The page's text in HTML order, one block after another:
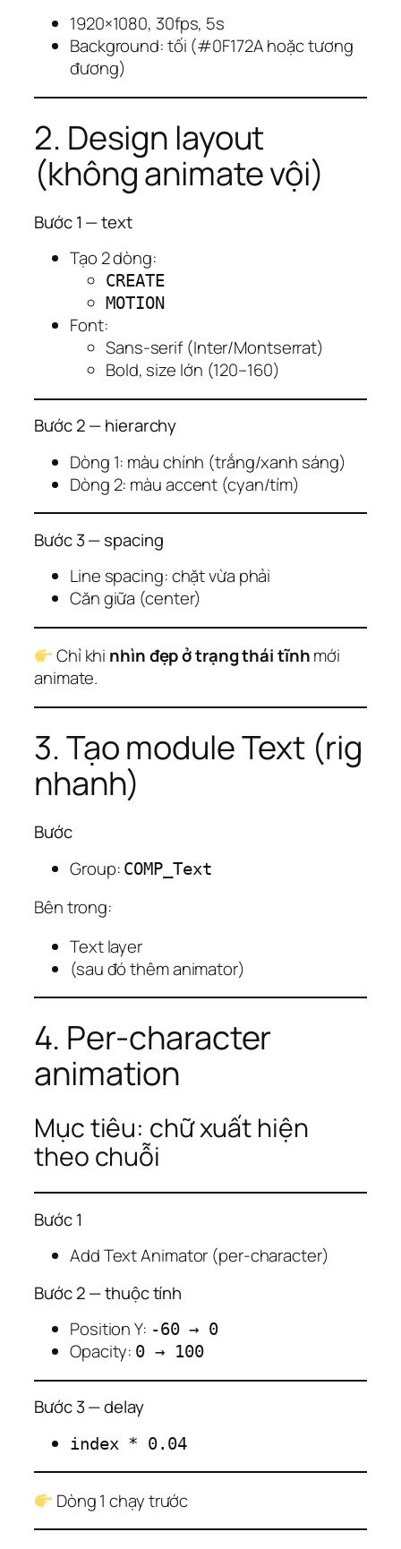
1920×1080, 30fps, 5s
Background: tối (#0F172A hoặc tương
đương)
2. Design layout
(không animate vội)
Bước 1 — text
Tạo 2 dòng:
CREATE
MOTION
Font:
Sans-serif (Inter/Montserrat)
Bold, size lớn (120–160)
Bước 2 — hierarchy
Dòng 1: màu chính (trắng/xanh sáng)
Dòng 2: màu accent (cyan/tím)
Bước 3 — spacing
Line spacing: chặt vừa phải
Căn giữa (center)
Chỉ khi nhìn đẹp ở trạng thái tĩnhmới
animate.
3. Tạo module Text (rig
nhanh)
Bước
Group: COMP_Text
Bên trong:
Text layer
(sau đó thêm animator)
4. Per-character
animation
Mục tiêu: chữ xuất hiện
theo chuỗi
Bước 1
Add Text Animator (per-character)
Bước 2 — thuộc tính
Position Y: -60 → 0
Opacity: 0 → 100
Bước 3 — delay
index * 0.04
Dòng 1 chạy trước